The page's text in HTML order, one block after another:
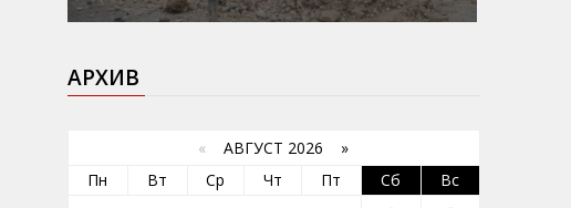
АРХИВ
« АВГУСТ 2026 »
Пн
Вт Ср Чт Пт Сб
Вс